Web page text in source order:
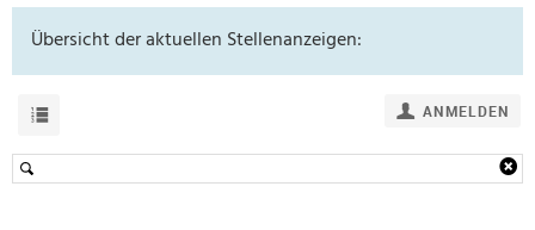
Übersicht der aktuellen Stellenanzeigen: